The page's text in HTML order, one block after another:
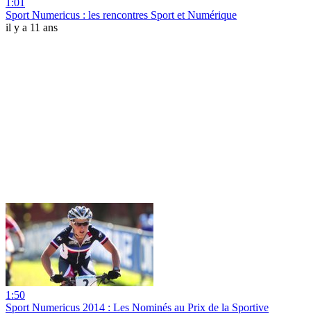
Sport Numericus : les rencontres Sport et Numérique
il y a 11 ans
1:50
Sport Numericus 2014 : Les Nominés au Prix de la Sportive